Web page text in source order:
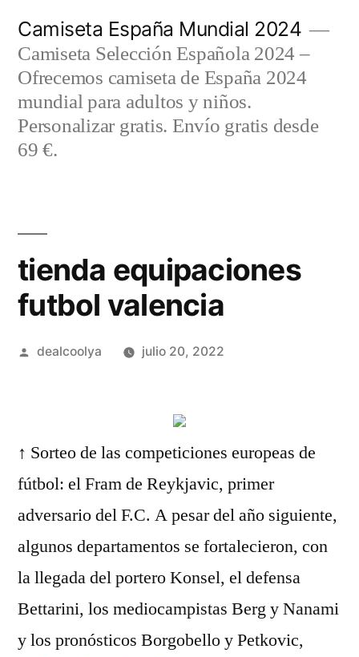
contenido
Camiseta España Mundial 2024
Camiseta Selección Española 2024 –
Ofrecemos camiseta de España 2024
mundial para adultos y niños.
Personalizar gratis. Envío gratis desde
69 €.
tienda equipaciones
futbol valencia
Publicado
dealcoolya julio 20, 2022
↑ Sorteo de las competiciones europeas de
fútbol: el Fram de Reykjavic, primer
adversario del F.C. A pesar del año siguiente,
algunos departamentos se fortalecieron, con
la llegada del portero Konsel, el defensa
Bettarini, los mediocampistas Berg y Nanami
y los pronósticos Borgobello y Petkovic,